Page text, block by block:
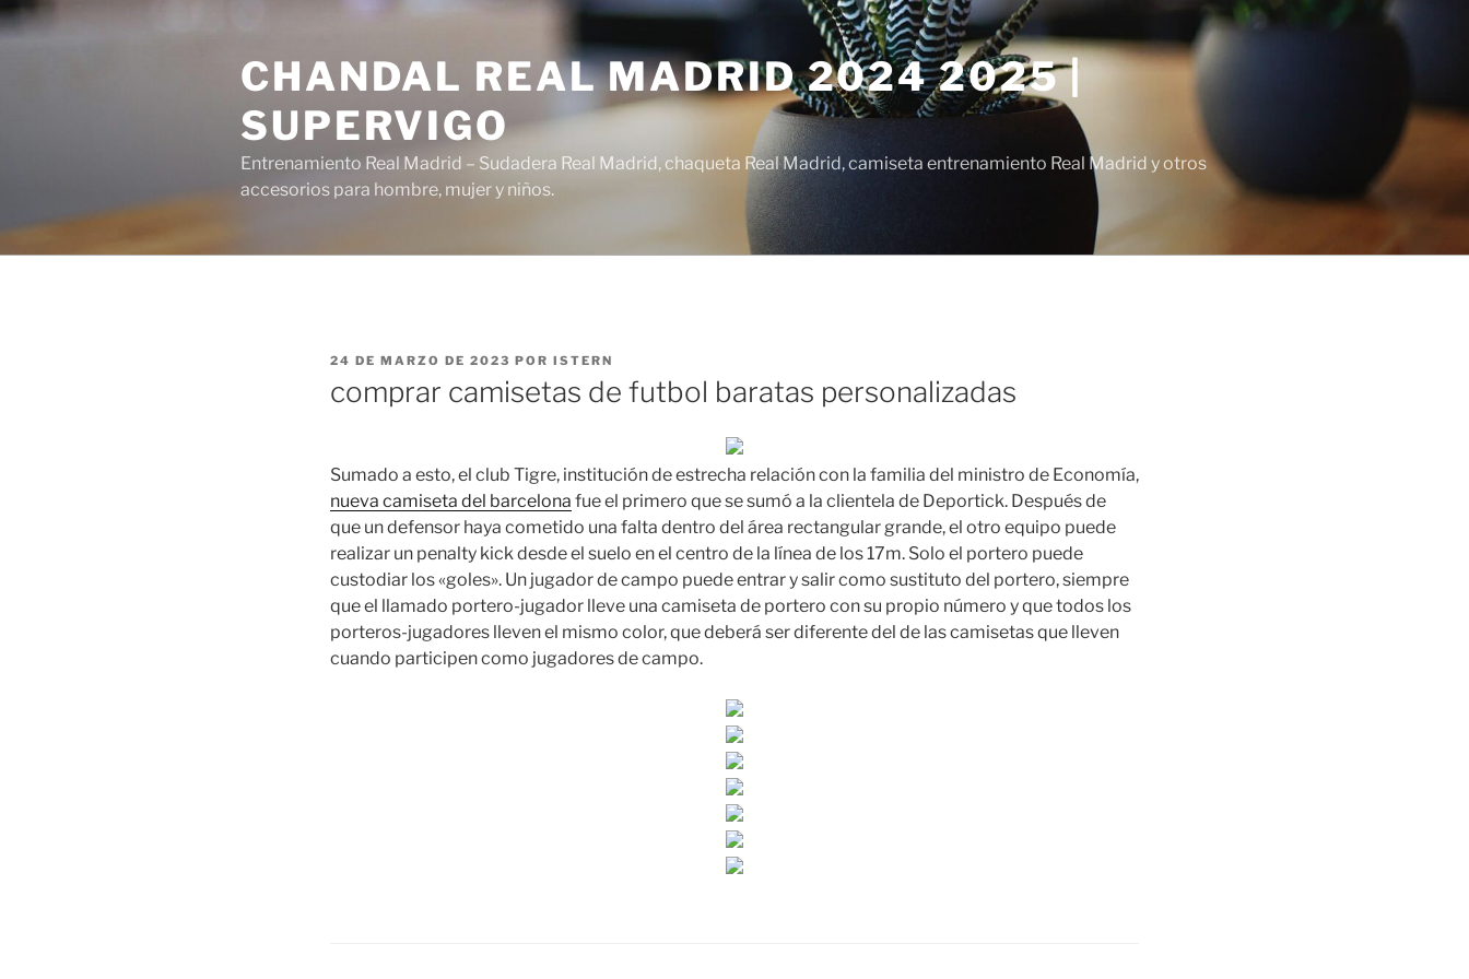
Saltar
al
CHANDAL REAL MADRID 2024 2025 |
SUPERVIGO
Entrenamiento Real Madrid – Sudadera Real Madrid, chaqueta Real Madrid, camiseta entrenamiento Real Madrid y otros
accesorios para hombre, mujer y niños.
PUBLICADO
24 DE MARZO DE 2023 POR ISTERN
comprar camisetas de futbol baratas personalizadas
Sumado a esto, el club Tigre, institución de estrecha relación con la familia del ministro de Economía,
nueva camiseta del barcelona fue el primero que se sumó a la clientela de Deportick. Después de
que un defensor haya cometido una falta dentro del área rectangular grande, el otro equipo puede
realizar un penalty kick desde el suelo en el centro de la línea de los 17m. Solo el portero puede
custodiar los «goles». Un jugador de campo puede entrar y salir como sustituto del portero, siempre
que el llamado portero-jugador lleve una camiseta de portero con su propio número y que todos los
porteros-jugadores lleven el mismo color, que deberá ser diferente del de las camisetas que lleven
cuando participen como jugadores de campo.